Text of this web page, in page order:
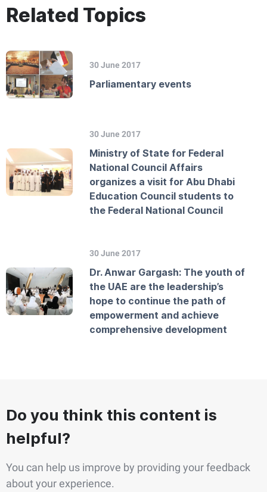
Related Topics
30 June 2017
Parliamentary events
30 June 2017
Ministry of State for Federal
National Council Affairs
organizes a visit for Abu Dhabi
Education Council students to
the Federal National Council
30 June 2017
Dr. Anwar Gargash: The youth of
the UAE are the leadership’s
hope to continue the path of
empowerment and achieve
comprehensive development
Do you think this content is
helpful?
You can help us improve by providing your feedback
about your experience.